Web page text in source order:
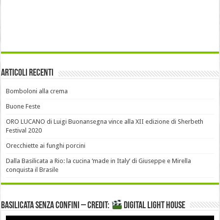
Articoli recenti
Bomboloni alla crema
Buone Feste
ORO LUCANO di Luigi Buonansegna vince alla XII edizione di Sherbeth
Festival 2020
Orecchiette ai funghi porcini
Dalla Basilicata a Rio: la cucina ‘made in Italy’ di Giuseppe e Mirella
conquista il Brasile
Basilicata senza confini – Credit: DIGITAL LIGHT HOUSE